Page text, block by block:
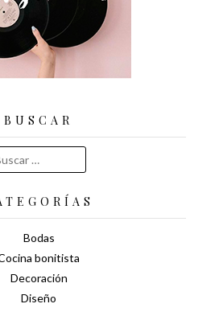
BUSCAR
Bodas
bonitista
Decoración
Diseño